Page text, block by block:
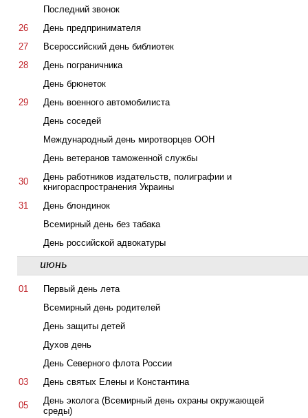
Последний звонок
26
День предпринимателя
27
Всероссийский день библиотек
28
День пограничника
День брюнеток
29
День военного автомобилиста
День соседей
Международный день миротворцев ООН
День ветеранов таможенной службы
30
День работников издательств, полиграфии и
книгораспространения Украины
31
День блондинок
Всемирный день без табака
День российской адвокатуры
июнь
01
Первый день лета
Всемирный день родителей
День защиты детей
Духов день
День Северного флота России
03
День святых Елены и Константина
05
День эколога (Всемирный день охраны окружающей
среды)